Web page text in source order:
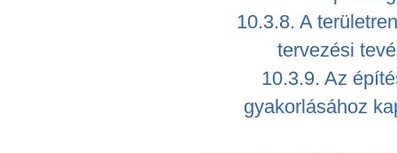
10.3.8. A
tervezési
10.3.9. Az
gyakorlásához